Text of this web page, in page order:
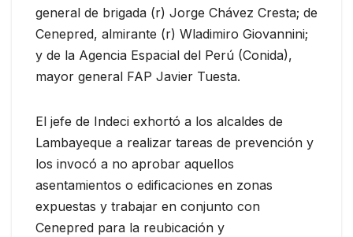
general de brigada (r) Jorge Chávez Cresta; de
Cenepred, almirante (r) Wladimiro Giovannini;
y de la Agencia Espacial del Perú (Conida),
mayor general FAP Javier Tuesta.
El jefe de Indeci exhortó a los alcaldes de
Lambayeque a realizar tareas de prevención y
los invocó a no aprobar aquellos
asentamientos o edificaciones en zonas
expuestas y trabajar en conjunto con
Cenepred para la reubicación y